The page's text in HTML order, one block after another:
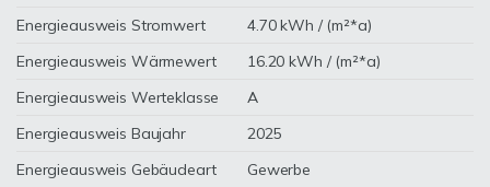
Energieausweis Stromwert
4.70 kWh / (m²*a)
Energieausweis Wärmewert
16.20 kWh / (m²*a)
Energieausweis Werteklasse
A
Energieausweis Baujahr
2025
Energieausweis Gebäudeart
Gewerbe